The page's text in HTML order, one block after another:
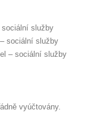
sociální služby
sociální služby
– sociální služby
vyúčtovány.